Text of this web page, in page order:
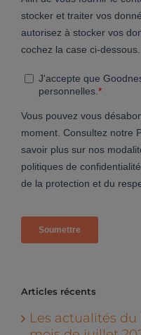
Articles récents
Les actualités